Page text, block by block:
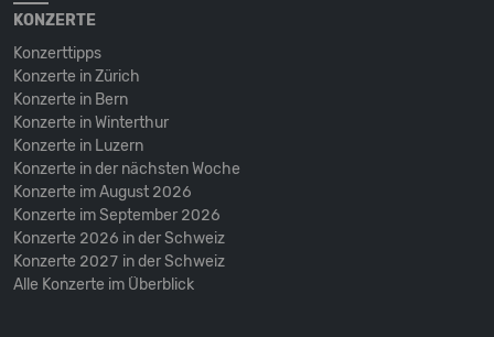
KONZERTE
Konzerttipps
Konzerte in Zürich
Konzerte in Bern
Konzerte in Winterthur
Konzerte in Luzern
Konzerte in der nächsten Woche
Konzerte im August 2026
Konzerte im September 2026
Konzerte 2026 in der Schweiz
Konzerte 2027 in der Schweiz
Alle Konzerte im Überblick